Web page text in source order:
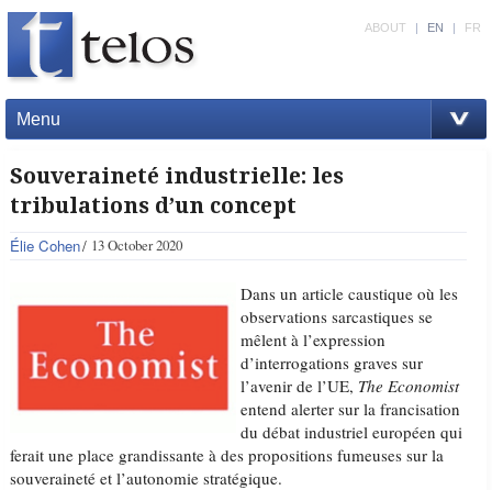
Menu
ABOUT | EN | FR
Souveraineté industrielle: les
tribulations d’un concept
Élie Cohen 13 October 2020
Dans un article caustique où les
observations sarcastiques se
mêlent à l’expression
d’interrogations graves sur
l’avenir de l’UE, The Economist
entend alerter sur la francisation
du débat industriel européen qui
ferait une place grandissante à des propositions fumeuses sur la
souveraineté et l’autonomie stratégique.